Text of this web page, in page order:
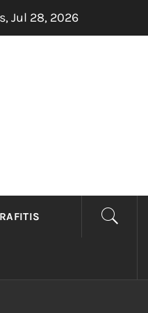
que se ríe de los
Jul 28, 2026